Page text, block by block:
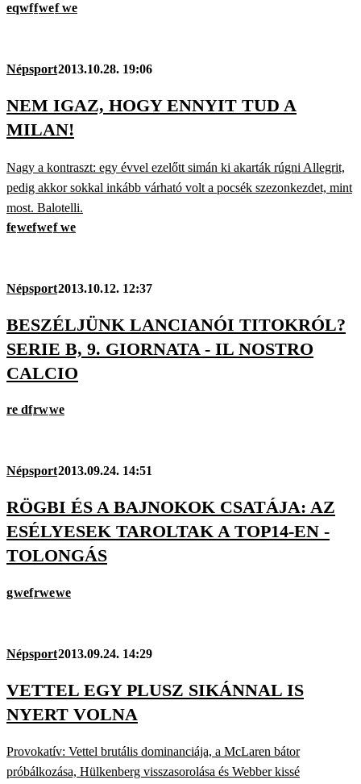
eqwffwef we
Népsport2013.10.28. 19:06
NEM IGAZ, HOGY ENNYIT TUD A
MILAN!
Nagy a kontraszt: egy évvel ezelőtt simán ki akarták rúgni Allegrit,
pedig akkor sokkal inkább várható volt a pocsék szezonkezdet, mint
most. Balotelli.
fewefwef we
Népsport2013.10.12. 12:37
BESZÉLJÜNK LANCIANÓI TITOKRÓL?
SERIE B, 9. GIORNATA - IL NOSTRO
CALCIO
re dfrwwe
Népsport2013.09.24. 14:51
RÖGBI ÉS A BAJNOKOK CSATÁJA: AZ
ESÉLYESEK TAROLTAK A TOP14-EN -
TOLONGÁS
gwefrwewe
Népsport2013.09.24. 14:29
VETTEL EGY PLUSZ SIKÁNNAL IS
NYERT VOLNA
Provokatív: Vettel brutális dominanciája, a McLaren bátor
próbálkozása, Hülkenberg visszasorolása és Webber kissé